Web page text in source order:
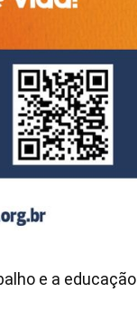
e a educação